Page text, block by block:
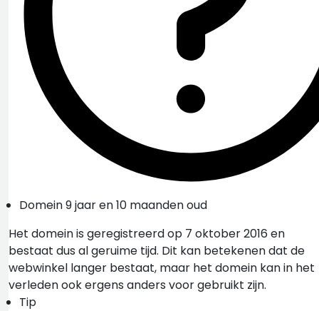
Domein 9 jaar en 10 maanden oud
Het domein is geregistreerd op 7 oktober 2016 en
bestaat dus al geruime tijd. Dit kan betekenen dat de
webwinkel langer bestaat, maar het domein kan in het
verleden ook ergens anders voor gebruikt zijn.
Tip